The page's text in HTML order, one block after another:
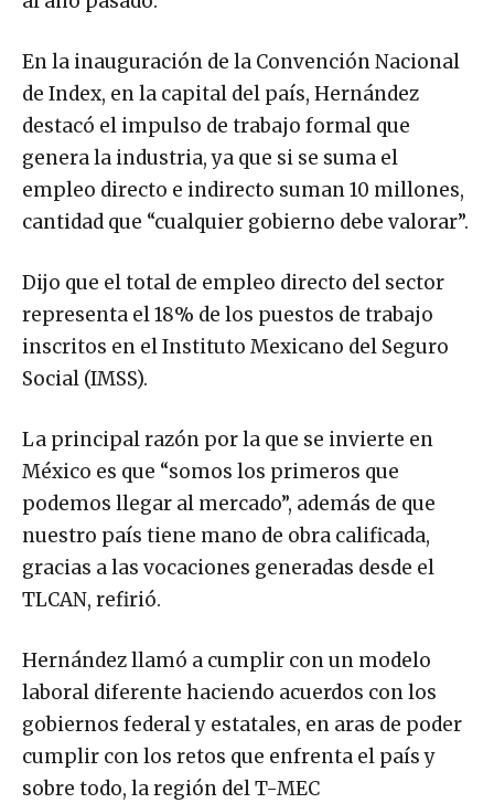
En la inauguración de la Convención Nacional
de Index, en la capital del país, Hernández
destacó el impulso de trabajo formal que
genera la industria, ya que si se suma el
empleo directo e indirecto suman 10 millones,
cantidad que “cualquier gobierno debe valorar”.
Dijo que el total de empleo directo del sector
representa el 18% de los puestos de trabajo
inscritos en el Instituto Mexicano del Seguro
Social (IMSS).
La principal razón por la que se invierte en
México es que “somos los primeros que
podemos llegar al mercado”, además de que
nuestro país tiene mano de obra calificada,
gracias a las vocaciones generadas desde el
TLCAN, refirió.
Hernández llamó a cumplir con un modelo
laboral diferente haciendo acuerdos con los
gobiernos federal y estatales, en aras de poder
cumplir con los retos que enfrenta el país y
sobre todo, la región del T-MEC